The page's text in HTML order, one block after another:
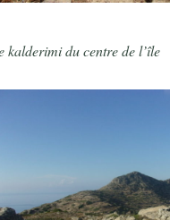
kalderimi du centre de l’île